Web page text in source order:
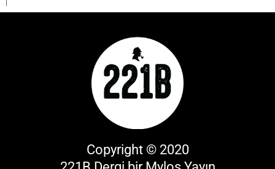
Copyright © 2020